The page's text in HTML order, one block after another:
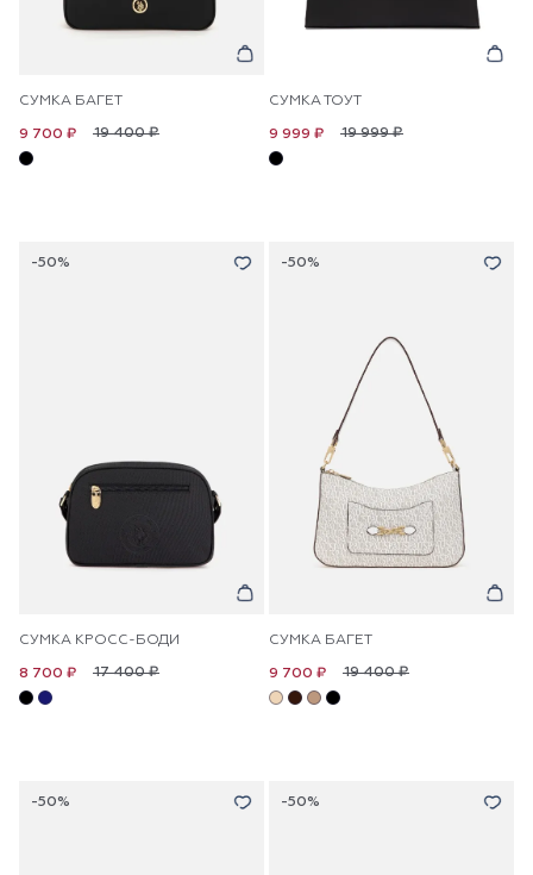
СУМКА БАГЕТ
19 400 ₽
9 700 ₽
СУМКА ТОУТ
19 999 ₽
9 999 ₽
-50%
СУМКА КРОСС-БОДИ
17 400 ₽
8 700 ₽
-50%
СУМКА БАГЕТ
19 400 ₽
9 700 ₽
-50% -50%